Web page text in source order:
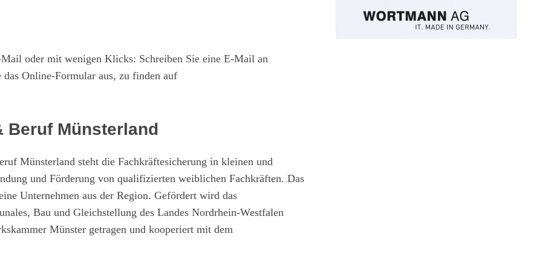
oder mit wenigen Klicks: Schreiben Sie eine E-Mail an
Online-Formular aus, zu finden auf
Beruf Münsterland
Münsterland steht die Fachkräftesicherung in kleinen und
und Förderung von qualifizierten weiblichen Fachkräften. Das
Unternehmen aus der Region. Gefördert wird das
Bau und Gleichstellung des Landes Nordrhein-Westfalen
Münster getragen und kooperiert mit dem